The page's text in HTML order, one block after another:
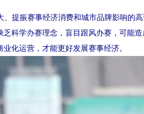
提振赛事经济消费和城市品牌影响的
科学办赛理念，盲目跟风办赛，可能
化运营，才能更好发展赛事经济。